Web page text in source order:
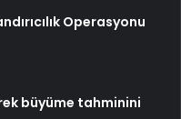
Operasyonu
büyüme tahminini